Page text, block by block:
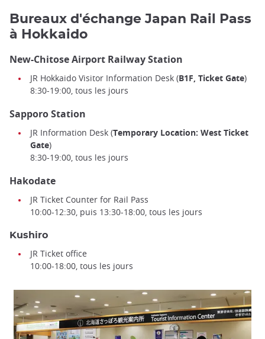
Bureaux d'échange Japan Rail Pass
à Hokkaido
New-Chitose Airport Railway Station
JR Hokkaido Visitor Information Desk (B1F, Ticket Gate)
8:30-19:00, tous les jours
Sapporo Station
JR Information Desk (Temporary Location: West Ticket
Gate)
8:30-19:00, tous les jours
Hakodate
JR Ticket Counter for Rail Pass
10:00-12:30, puis 13:30-18:00, tous les jours
Kushiro
JR Ticket office
10:00-18:00, tous les jours